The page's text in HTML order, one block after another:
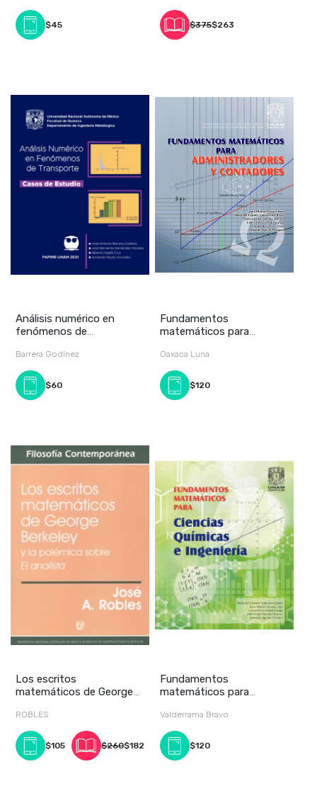
$45 $375$263
Análisis numérico en
fenómenos de
estud
Barrera Godínez
$60
Fundamentos
matemáticos para
contadores
Oaxaca Luna
$120
Los escritos
matemáticos de George
ROBLES
$105 $260$182
Fundamentos
matemáticos para
ingeniería
Valderrama Bravo
$120